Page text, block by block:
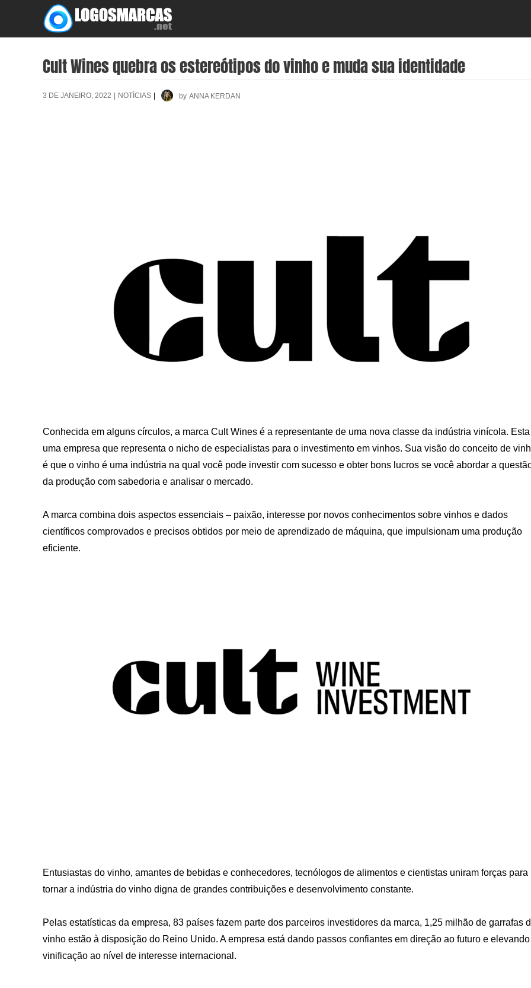
content
Cult Wines quebra os estereótipos do vinho e muda sua identidade
3 DE JANEIRO, 2022 | NOTÍCIAS | by ANNA KERDAN
Conhecida em alguns círculos, a marca Cult Wines é a representante de uma nova classe da indústria vinícola.
uma empresa que representa o nicho de especialistas para o investimento em vinhos. Sua visão do conceito de
é que o vinho é uma indústria na qual você pode investir com sucesso e obter bons lucros se você abordar a
da produção com sabedoria e analisar o mercado.
A marca combina dois aspectos essenciais – paixão, interesse por novos conhecimentos sobre vinhos e dados
científicos comprovados e precisos obtidos por meio de aprendizado de máquina, que impulsionam uma produção
eficiente.
Entusiastas do vinho, amantes de bebidas e conhecedores, tecnólogos de alimentos e cientistas uniram forças para
tornar a indústria do vinho digna de grandes contribuições e desenvolvimento constante.
Pelas estatísticas da empresa, 83 países fazem parte dos parceiros investidores da marca, 1,25 milhão de garrafas
vinho estão à disposição do Reino Unido. A empresa está dando passos confiantes em direção ao futuro e elevando
vinificação ao nível de interesse internacional.